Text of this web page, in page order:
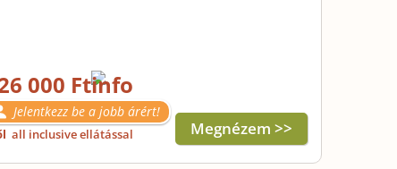
000 Ft
Jelentkezz be a jobb árért!
all inclusive ellátással Megnézem >>